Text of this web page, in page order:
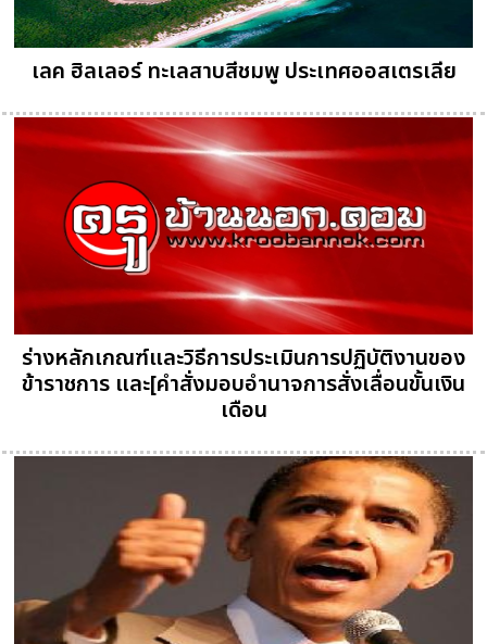
เลค ฮิลเลอร์ ทะเลสาบสีชมพู ประเทศออสเตรเลีย
ร่างหลักเกณฑ์และวิธีการประเมินการปฏิบัติงานของ
ข้าราชการ และ[คำสั่งมอบอำนาจการสั่งเลื่อนขั้นเงิน
เดือน